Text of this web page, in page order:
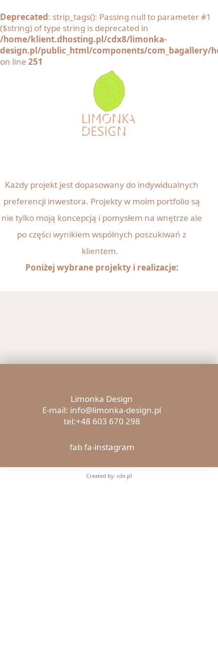
Deprecated: strip_tags(): Passing null to parameter #1
($string) of type string is deprecated in
/home/klient.dhosting.pl/cdx8/limonka-
design.pl/public_html/components/com_bagallery/
on line 251
Każdy projekt jest dopasowany do indywidualnych
preferencji inwestora. Projekty w moim portfolio są
nie tylko moją koncepcją i pomysłem na wnętrze ale
po części wynikiem wspólnych poszukiwań z
klientem.
Poniżej wybrane projekty i realizacje:
Limonka Design
E-mail: info@limonka-design.pl
tel:+48 603 670 298
fab fa-instagram
Created by: cdx.pl